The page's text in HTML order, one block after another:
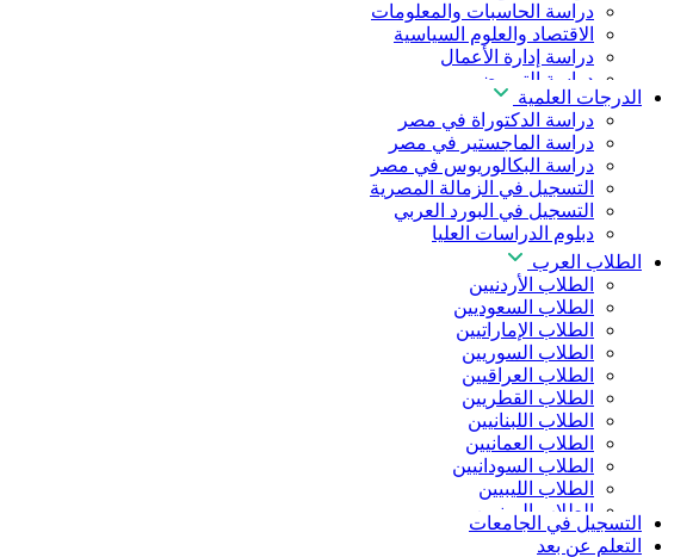
دراسة الحاسبات والمعلومات
الاقتصاد والعلوم السياسية
دراسة إدارة الأعمال
دراسة التمريض
دراسة طب الأسنان
دراسة الصيدلة
دراسة العلوم الصحية
دراسة العلاج الطبيعي
دراسة الذكاء الاصطناعي
دراسة الأمن السيبراني
الدرجات العلمية
دراسة الدكتوراة في مصر
دراسة الماجستير في مصر
دراسة البكالوريوس في مصر
التسجيل في الزمالة المصرية
التسجيل في البورد العربي
دبلوم الدراسات العليا
الطلاب العرب
الطلاب الأردنيين
الطلاب السعوديين
الطلاب الإماراتيين
الطلاب السوريين
الطلاب العراقيين
الطلاب القطريين
الطلاب اللبنانيين
الطلاب العمانيين
الطلاب السودانيين
الطلاب الليبيين
الطلاب اليمنيين
التسجيل في الجامعات
التعلم عن بعد